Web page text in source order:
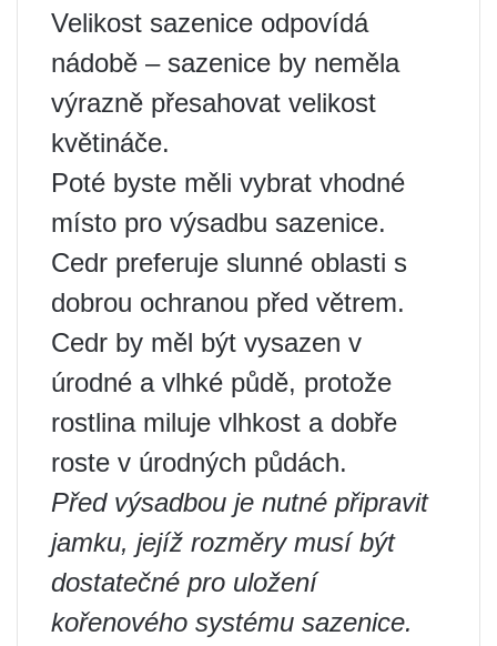
Velikost sazenice odpovídá
nádobě – ​​sazenice by neměla
výrazně přesahovat velikost
květináče.
Poté byste měli vybrat vhodné
místo pro výsadbu sazenice.
Cedr preferuje slunné oblasti s
dobrou ochranou před větrem.
Cedr by měl být vysazen v
úrodné a vlhké půdě, protože
rostlina miluje vlhkost a dobře
roste v úrodných půdách.
Před výsadbou je nutné připravit
jamku, jejíž rozměry musí být
dostatečné pro uložení
kořenového systému sazenice.